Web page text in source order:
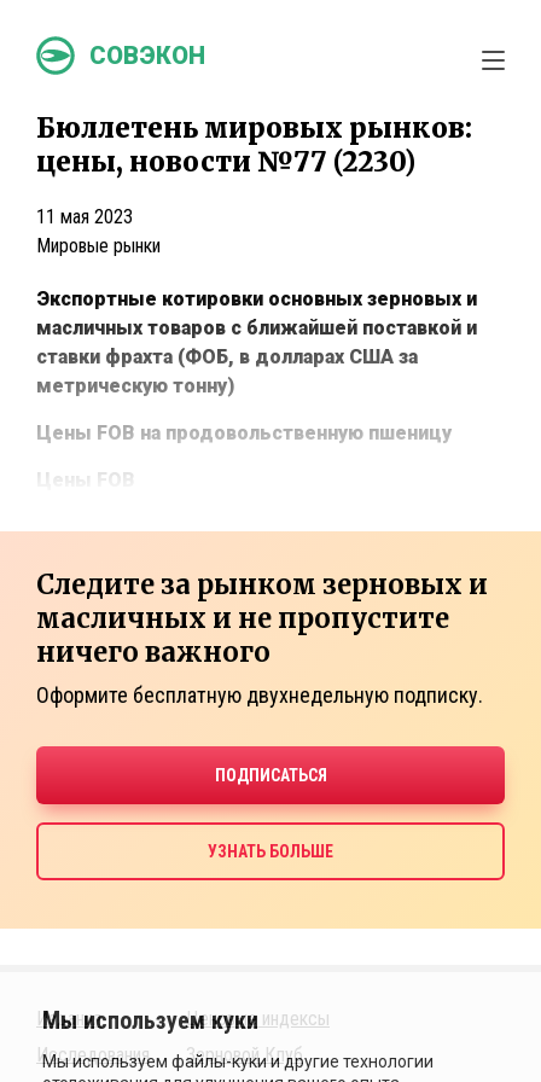
СОВЭКОН
Бюллетень мировых рынков:
цены, новости №77 (2230)
11 мая 2023
Мировые рынки
Экспортные котировки основных зерновых и
масличных товаров с ближайшей поставкой и
ставки фрахта (ФОБ, в долларах США за
метрическую тонну)
Цены FOB на продовольственную пшеницу
Цены FOB
Следите за рынком зерновых и
масличных и не пропустите
ничего важного
Оформите бесплатную двухнедельную подписку.
Издания
Исследования
Ценовые индексы
Зерновой Клуб